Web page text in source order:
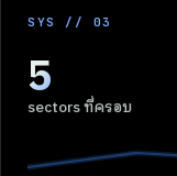
SYS // 03
5
sectors ที่ครอบ